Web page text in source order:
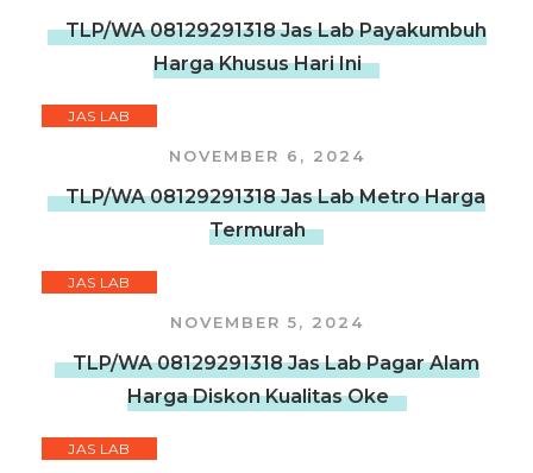
TLP/WA 08129291318 Jas Lab Payakumbuh
Harga Khusus Hari Ini
JAS LAB
NOVEMBER 6, 2024
TLP/WA 08129291318 Jas Lab Metro Harga
Termurah
JAS LAB
NOVEMBER 5, 2024
TLP/WA 08129291318 Jas Lab Pagar Alam
Harga Diskon Kualitas Oke
JAS LAB